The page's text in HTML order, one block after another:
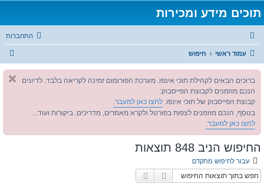
תוכים מידע ומכירות
התחברות
עמוד ראשי חיפוש
ברוכים הבאים לקהילת תוכי אינפו. מערכת הפורומום זמינה לקריאה בלבד. לדיונים
הנכם מוזמנים לקבוצת הפייסבוק:
קבוצת הפייסבוק של תוכי אינפו. לחצו כאן למעבר.
בנוסף, הנכם מוזמנים לצפות בפורטל ולקרא מאמרים, מדריכים, ביקורות ועוד...
לחצו כאן למעבר.
החיפוש הניב 848 תוצאות
עבור לחיפוש מתקדם
חיפוש